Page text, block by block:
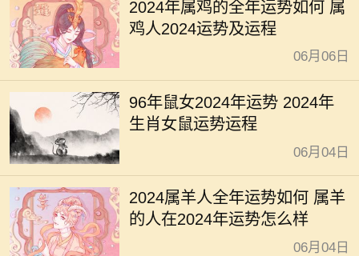
2024年属鸡的全年运势如何 属
鸡人2024运势及运程
06月06日
96年鼠女2024年运势 2024年
生肖女鼠运势运程
06月04日
2024属羊人全年运势如何 属羊
的人在2024年运势怎么样
06月04日